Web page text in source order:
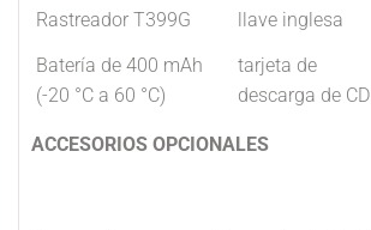
Rastreador T399G llave inglesa
Batería de 400 mAh
(-20 °C a 60 °C)
tarjeta de
descarga de CD
ACCESORIOS OPCIONALES